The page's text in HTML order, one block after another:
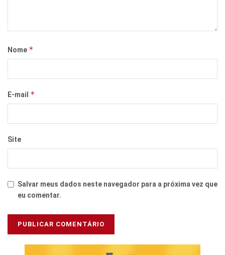
Nome *
E-mail *
Site
Salvar meus dados neste navegador para a próxima vez que
eu comentar.